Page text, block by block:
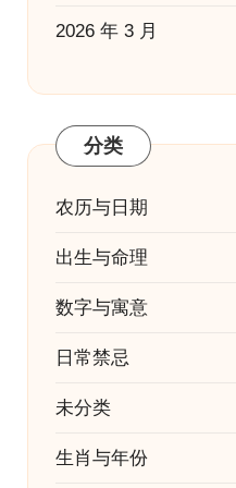
2026 年 3 月
分类
农历与日期
出生与命理
数字与寓意
日常禁忌
未分类
生肖与年份